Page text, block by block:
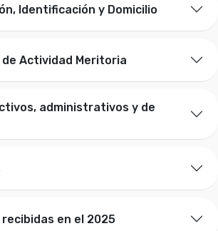
Identificación y Domicilio
de Actividad Meritoria
administrativos y de
en el 2025